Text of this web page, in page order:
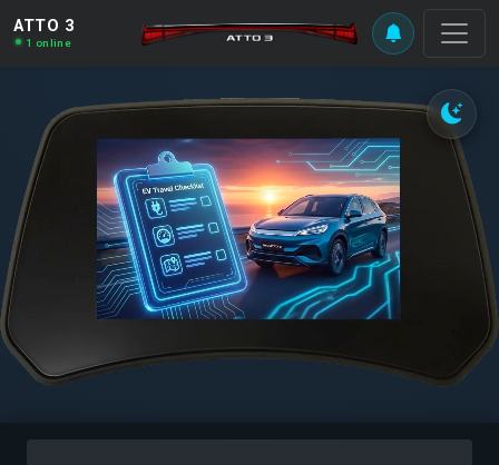
ATTO 3
1 online